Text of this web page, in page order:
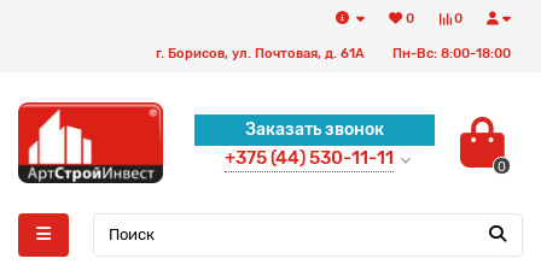
0
0
г. Борисов, ул. Почтовая, д. 61А Пн-Вс: 8:00-18:00
Заказать звонок
+375 (44) 530-11-11 0